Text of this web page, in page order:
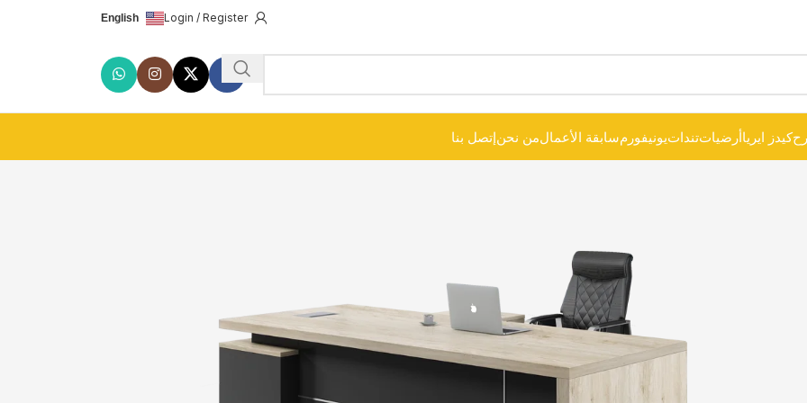
Login / Register
English
كيدز ايرياأرضياتتنداتيونيفورمسابقة الأعمالمن نحنإتصل بنا